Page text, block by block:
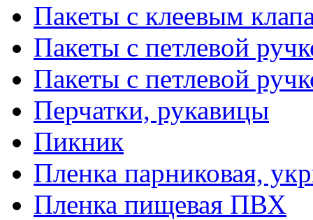
Пакеты с клеевым
Пакеты с петлевой
Пакеты с петлевой
Перчатки, рукавицы
Пикник
Пленка парниковая,
Пленка пищевая ПВХ